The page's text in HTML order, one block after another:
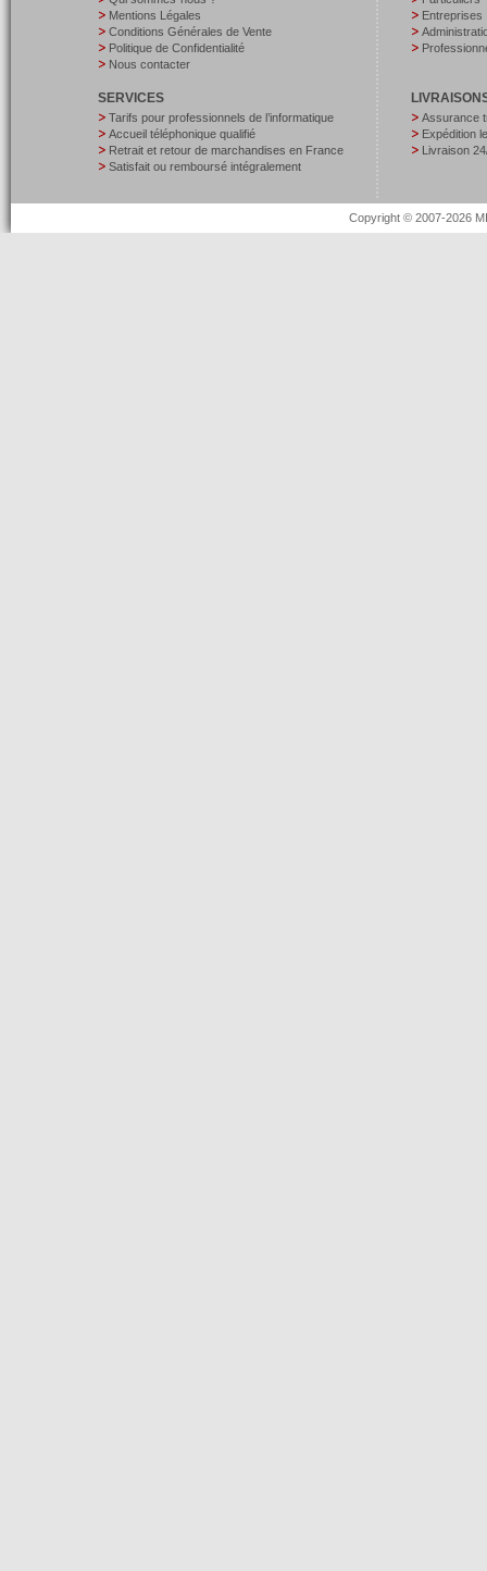
Mentions Légales
Conditions Générales de Vente
Politique de Confidentialité
Nous contacter
SERVICES
Tarifs pour professionnels de l’informatique
Accueil téléphonique qualifié
Retrait et retour de marchandises en France
Satisfait ou remboursé intégralement
Entreprises
Assurance
Expédition
Livraison
Copyright © 2007-2026